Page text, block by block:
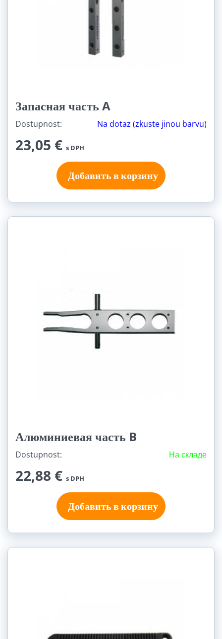
Запасная часть A
Dostupnost: Na dotaz (zkuste jinou barvu)
23,05 € s DPH
Добавить в корзину
Алюминиевая часть B
Dostupnost: На складе
22,88 € s DPH
Добавить в корзину